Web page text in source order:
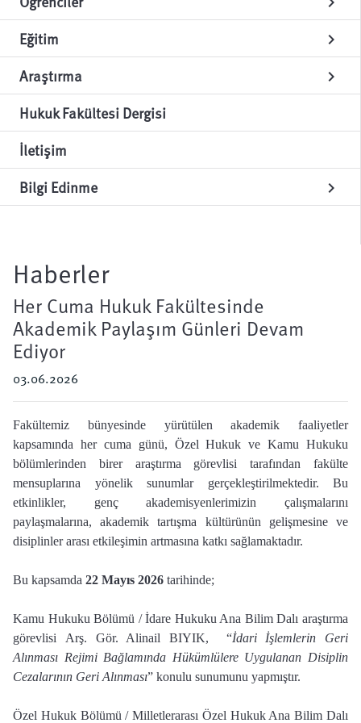
Eğitim chevron_right
Araştırma chevron_right
Hukuk Fakültesi Dergisi
İletişim
Bilgi Edinme
chevron_right
Haberler
Her Cuma Hukuk Fakültesinde
Akademik Paylaşım Günleri Devam
Ediyor
03.06.2026
Fakültemiz bünyesinde yürütülen akademik faaliyetler
kapsamında her cuma günü, Özel Hukuk ve Kamu Hukuku
bölümlerinden birer araştırma görevlisi tarafından fakülte
mensuplarına yönelik sunumlar gerçekleştirilmektedir. Bu
etkinlikler, genç akademisyenlerimizin çalışmalarını
paylaşmalarına, akademik tartışma kültürünün gelişmesine ve
disiplinler arası etkileşimin artmasına katkı sağlamaktadır.
Bu kapsamda 22 Mayıs 2026 tarihinde;
Kamu Hukuku Bölümü / İdare Hukuku Ana Bilim Dalı araştırma
görevlisi Arş. Gör. Alinail BIYIK, “İdari İşlemlerin Geri
Alınması Rejimi Bağlamında Hükümlülere Uygulanan Disiplin
Cezalarının Geri Alınması” konulu sunumunu yapmıştır.
Özel Hukuk Bölümü / Milletlerarası Özel Hukuk Ana Bilim Dalı